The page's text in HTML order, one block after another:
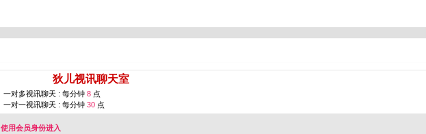
狄儿视讯聊天室
一对多视讯聊天 : 每分钟 8 点
一对一视讯聊天 : 每分钟 30 点
使用会员身份进入